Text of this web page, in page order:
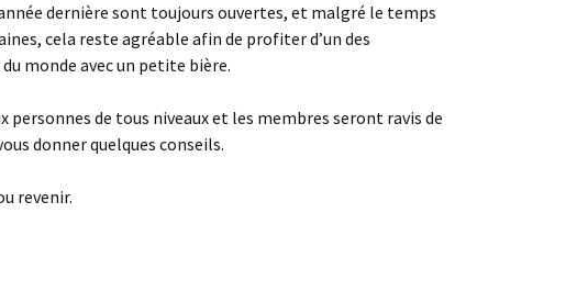
dernière sont toujours ouvertes, et malgré le temps
cela reste agréable afin de profiter d’un des
monde avec un petite bière.
personnes de tous niveaux et les membres seront ravis de
donner quelques conseils.
revenir.